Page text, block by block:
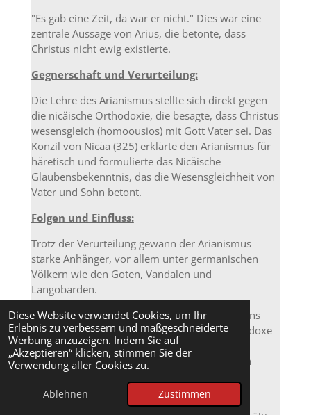
Diese Website verwendet Cookies, um Ihr
Erlebnis zu verbessern und maßgeschneiderte
Werbung anzuzeigen. Indem Sie auf
„Akzeptieren“ klicken, stimmen Sie der
Verwendung aller Cookies zu.
Ablehnen Zustimmen
"Es gab eine Zeit, da war er nicht." Dies war eine
zentrale Aussage von Arius, die betonte, dass
Christus nicht ewig existierte.
Gegnerschaft und Verurteilung:
Die Lehre des Arianismus stellte sich direkt gegen
die nicäische Orthodoxie, die besagte, dass Christus
wesensgleich (homoousios) mit Gott Vater sei. Das
Konzil von Nicäa (325) erklärte den Arianismus für
häretisch und formulierte das Nicäische
Glaubensbekenntnis, das die Wesensgleichheit von
Vater und Sohn betont.
Folgen und Einfluss:
Trotz der Verurteilung gewann der Arianismus
starke Anhänger, vor allem unter germanischen
Völkern wie den Goten, Vandalen und
Langobarden.
Kaiser Konstantin und später auch Kaiser Valens
förderten arianische Bischöfe, während orthodoxe
Kirchenväter wie Ambrosius von Mailand und
Athanasius von Alexandria vehement dagegen
kämpften.
Erst unter Kaiser Theodosius I. (Edikt von